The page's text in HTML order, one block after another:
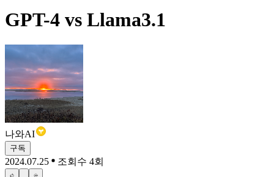
GPT-4 vs Llama3.1
나와AI
구독
2024.07.25 조회수 4회